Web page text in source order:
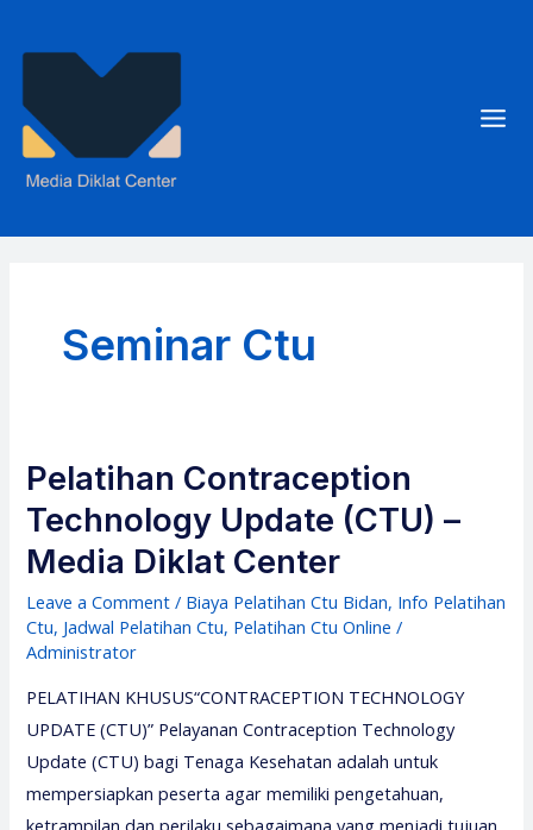
Seminar Ctu
Pelatihan Contraception
Technology Update (CTU) –
Media Diklat Center
Leave a Comment / Biaya Pelatihan Ctu Bidan, Info Pelatihan
Ctu, Jadwal Pelatihan Ctu, Pelatihan Ctu Online /
Administrator
PELATIHAN KHUSUS“CONTRACEPTION TECHNOLOGY
UPDATE (CTU)” Pelayanan Contraception Technology
Update (CTU) bagi Tenaga Kesehatan adalah untuk
mempersiapkan peserta agar memiliki pengetahuan,